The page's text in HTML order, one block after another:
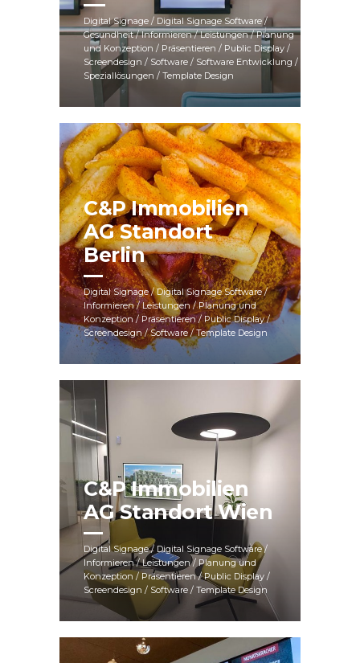
Digital Signage / Digital Signage Software /
Gesundheit / Informieren / Leistungen / Planung
und Konzeption / Präsentieren / Public Display /
Screendesign / Software / Software Entwicklung /
Speziallösungen / Template Design
C&P Immobilien
AG Standort
Berlin
Digital Signage / Digital Signage Software /
Informieren / Leistungen / Planung und
Konzeption / Präsentieren / Public Display /
Screendesign / Software / Template Design
C&P Immobilien
AG Standort Wien
Digital Signage / Digital Signage Software /
Informieren / Leistungen / Planung und
Konzeption / Präsentieren / Public Display /
Screendesign / Software / Template Design